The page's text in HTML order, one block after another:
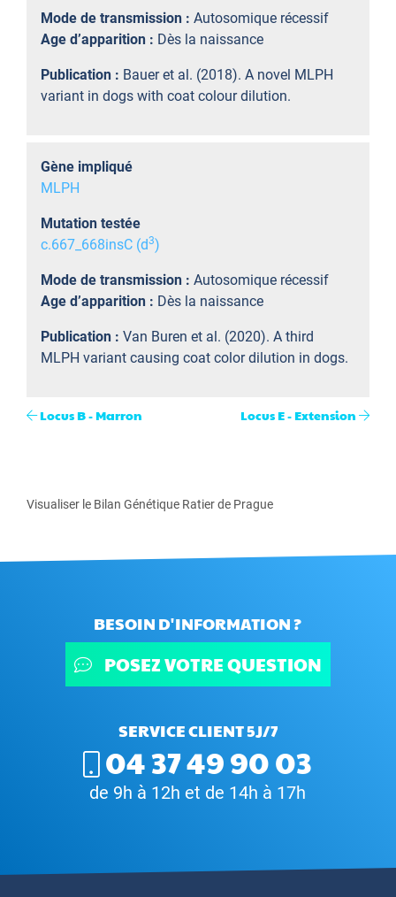
Mode de transmission : Autosomique récessif
Age d’apparition : Dès la naissance
Publication : Bauer et al. (2018). A novel MLPH
variant in dogs with coat colour dilution.
Gène impliqué
MLPH
Mutation testée
c.667_668insC (d3)
Mode de transmission : Autosomique récessif
Age d’apparition : Dès la naissance
Publication : Van Buren et al. (2020). A third
MLPH variant causing coat color dilution in dogs.
Locus B - Marron Locus E - Extension
Visualiser le Bilan Génétique Ratier de Prague
BESOIN D'INFORMATION ?
POSEZ VOTRE QUESTION
SERVICE CLIENT 5J/7
04 37 49 90 03
de 9h à 12h et de 14h à 17h